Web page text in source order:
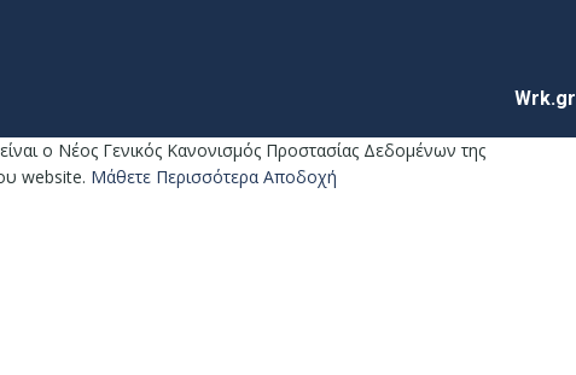
Wrk.gr
ο Νέος Γενικός Κανονισμός Προστασίας Δεδομένων της
website. Μάθετε Περισσότερα Αποδοχή